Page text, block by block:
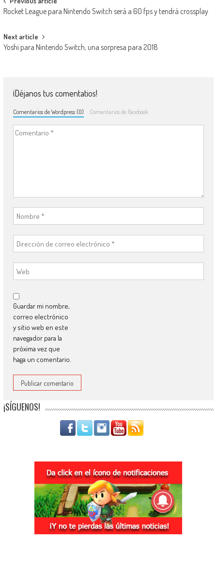
Navegación de entradas
Rocket League para Nintendo Switch será a 60 fps y tendrá crossplay
Next article
Yoshi para Nintendo Switch, una sorpresa para 2018
¡Déjanos tus comentatios!
Comentarios de Wordpress (0) Comentarios de Facebook
Guardar mi nombre,
correo electrónico
y sitio web en este
navegador para la
próxima vez que
haga un comentario.
¡SÍGUENOS!